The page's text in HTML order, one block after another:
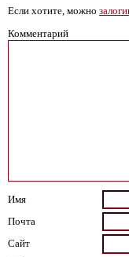
Если хотите, можно
Комментарий
Имя
Почта
Сайт